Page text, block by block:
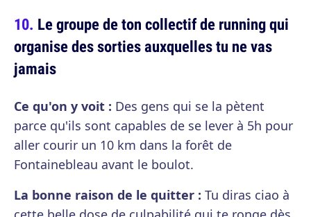
Le groupe de ton collectif de running qui
organise des sorties auxquelles tu ne vas
jamais
Ce qu'on y voit : Des gens qui se la pètent
parce qu'ils sont capables de se lever à 5h pour
aller courir un 10 km dans la forêt de
Fontainebleau avant le boulot.
La bonne raison de le quitter : Tu diras ciao à